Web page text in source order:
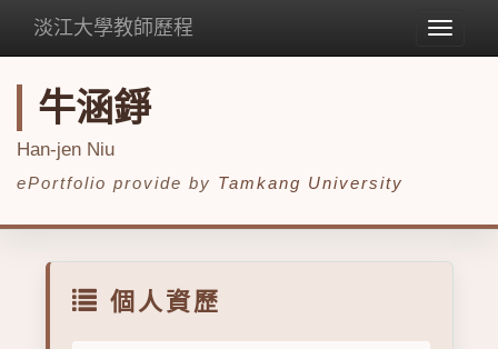
Toggle
淡江大學教師歷程
牛涵錚
Han-jen Niu
ePortfolio provide by Tamkang University
個人資歷